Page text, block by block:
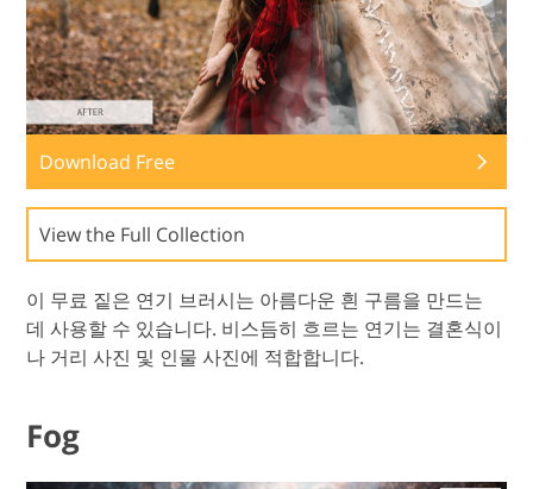
Download Free
View the Full Collection
이 무료 짙은 연기 브러시는 아름다운 흰 구름을 만드는
데 사용할 수 있습니다. 비스듬히 흐르는 연기는 결혼식이
나 거리 사진 및 인물 사진에 적합합니다.
Fog